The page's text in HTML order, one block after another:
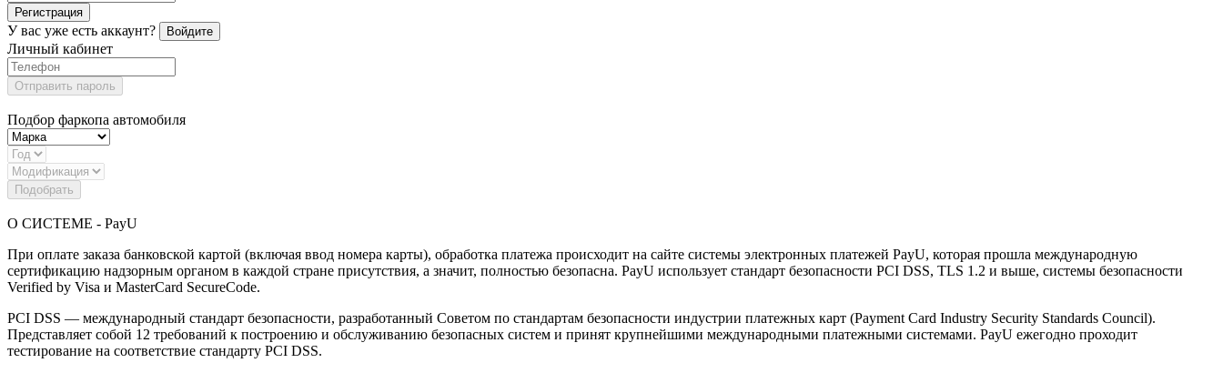
Регистрация
У вас уже есть аккаунт? Войдите
Личный кабинет
Отправить пароль
Подбор фаркопа автомобиля
Подобрать
О СИСТЕМЕ - PayU
При оплате заказа банковской картой (включая ввод номера карты), обработка платежа происходит на сайте системы электронных платежей PayU, которая прошла международную
сертификацию надзорным органом в каждой стране присутствия, а значит, полностью безопасна. PayU использует стандарт безопасности PCI DSS, TLS 1.2 и выше, системы безопасности
Verified by Visa и MasterCard SecureCode.
PCI DSS — международный стандарт безопасности, разработанный Советом по стандартам безопасности индустрии платежных карт (Payment Card Industry Security Standards Council).
Представляет собой 12 требований к построению и обслуживанию безопасных систем и принят крупнейшими международными платежными системами. PayU ежегодно проходит
тестирование на соответствие стандарту PCI DSS.